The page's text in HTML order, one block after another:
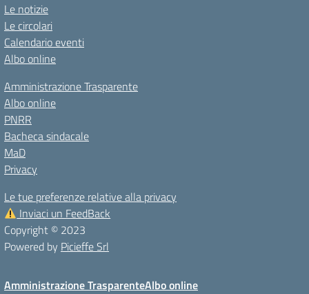
Le notizie
Le circolari
Calendario eventi
Albo online
Amministrazione Trasparente
Albo online
PNRR
Bacheca sindacale
MaD
Privacy
Le tue preferenze relative alla privacy
Inviaci un FeedBack
Copyright © 2023
Powered by Picieffe Srl
Amministrazione TrasparenteAlbo online